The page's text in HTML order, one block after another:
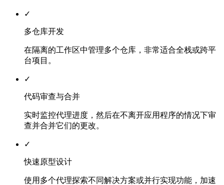
✓
多仓库开发
在隔离的工作区中管理多个仓库，非常适合全栈或跨平
台项目。
✓
代码审查与合并
实时监控代理进度，然后在不离开应用程序的情况下审
查并合并它们的更改。
✓
快速原型设计
使用多个代理探索不同解决方案或并行实现功能，加速